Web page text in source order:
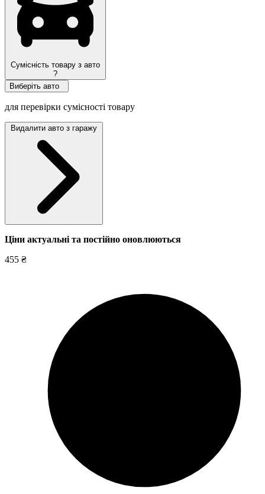
Сумісність товару з авто
?
Виберіть авто
для перевірки сумісності товару
Видалити авто з гаражу
Ціни актуальні та постійно оновлюються
455 ₴